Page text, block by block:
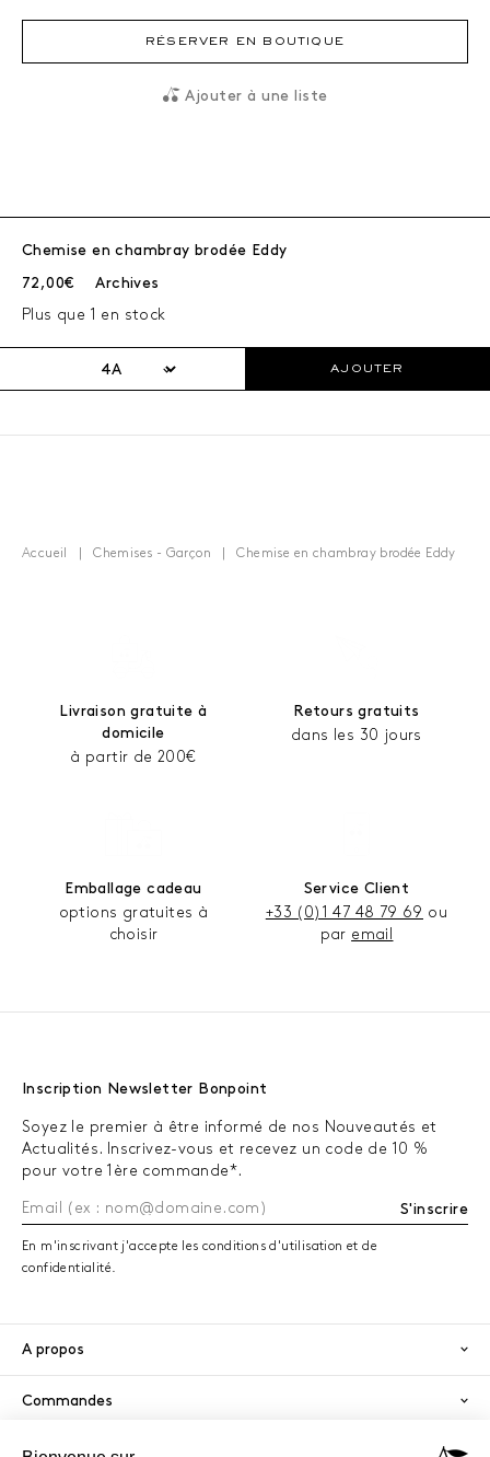
RÉSERVER EN BOUTIQUE
Ajouter à une liste
Chemise en chambray brodée Eddy
Prix courant :
72,00€ Archives
Plus que 1 en stock
AJOUTER
Accueil Chemises - Garçon Chemise en chambray brodée Eddy
Livraison gratuite à
domicile
à partir de 200€
Retours gratuits
dans les 30 jours
Emballage cadeau
options gratuites à
choisir
Service Client
+33 (0)1 47 48 79 69 ou
par email
Inscription Newsletter Bonpoint
Soyez le premier à être informé de nos Nouveautés et
Actualités. Inscrivez-vous et recevez un code de 10 %
pour votre 1ère commande*.
S'inscrire
En m'inscrivant j'accepte les conditions d'utilisation et de
confidentialité.
A propos
Commandes
Services